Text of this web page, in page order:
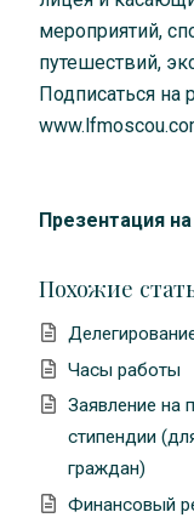
мероприятий,
путешествий,
Подписаться на
Презентация
Похожие
Часы работы
Заявление на
стипендии
граждан)
Финансовый